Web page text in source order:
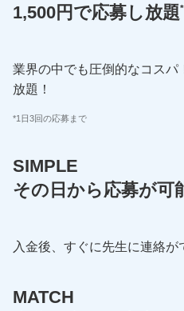
1,500円で応募し放題*
業界の中でも圧倒的なコスパ
放題！
*1日3回の応募まで
SIMPLE
その日から応募が可
入金後、すぐに先生に連絡が
MATCH